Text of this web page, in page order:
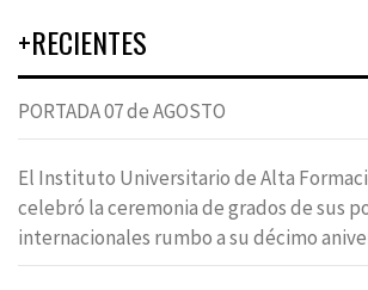
+RECIENTES
PORTADA 07 de AGOSTO
El Instituto Universitario de Alta
celebró la ceremonia de grados de sus
internacionales rumbo a su décimo